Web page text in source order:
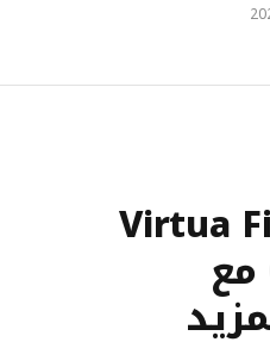
Virtua
Goenterform مع